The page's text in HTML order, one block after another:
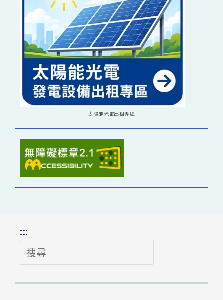
太陽能光電出租專區
:::
搜
尋